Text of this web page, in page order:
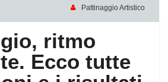
Pattinaggio Artistico
ritmo
Ecco tutte